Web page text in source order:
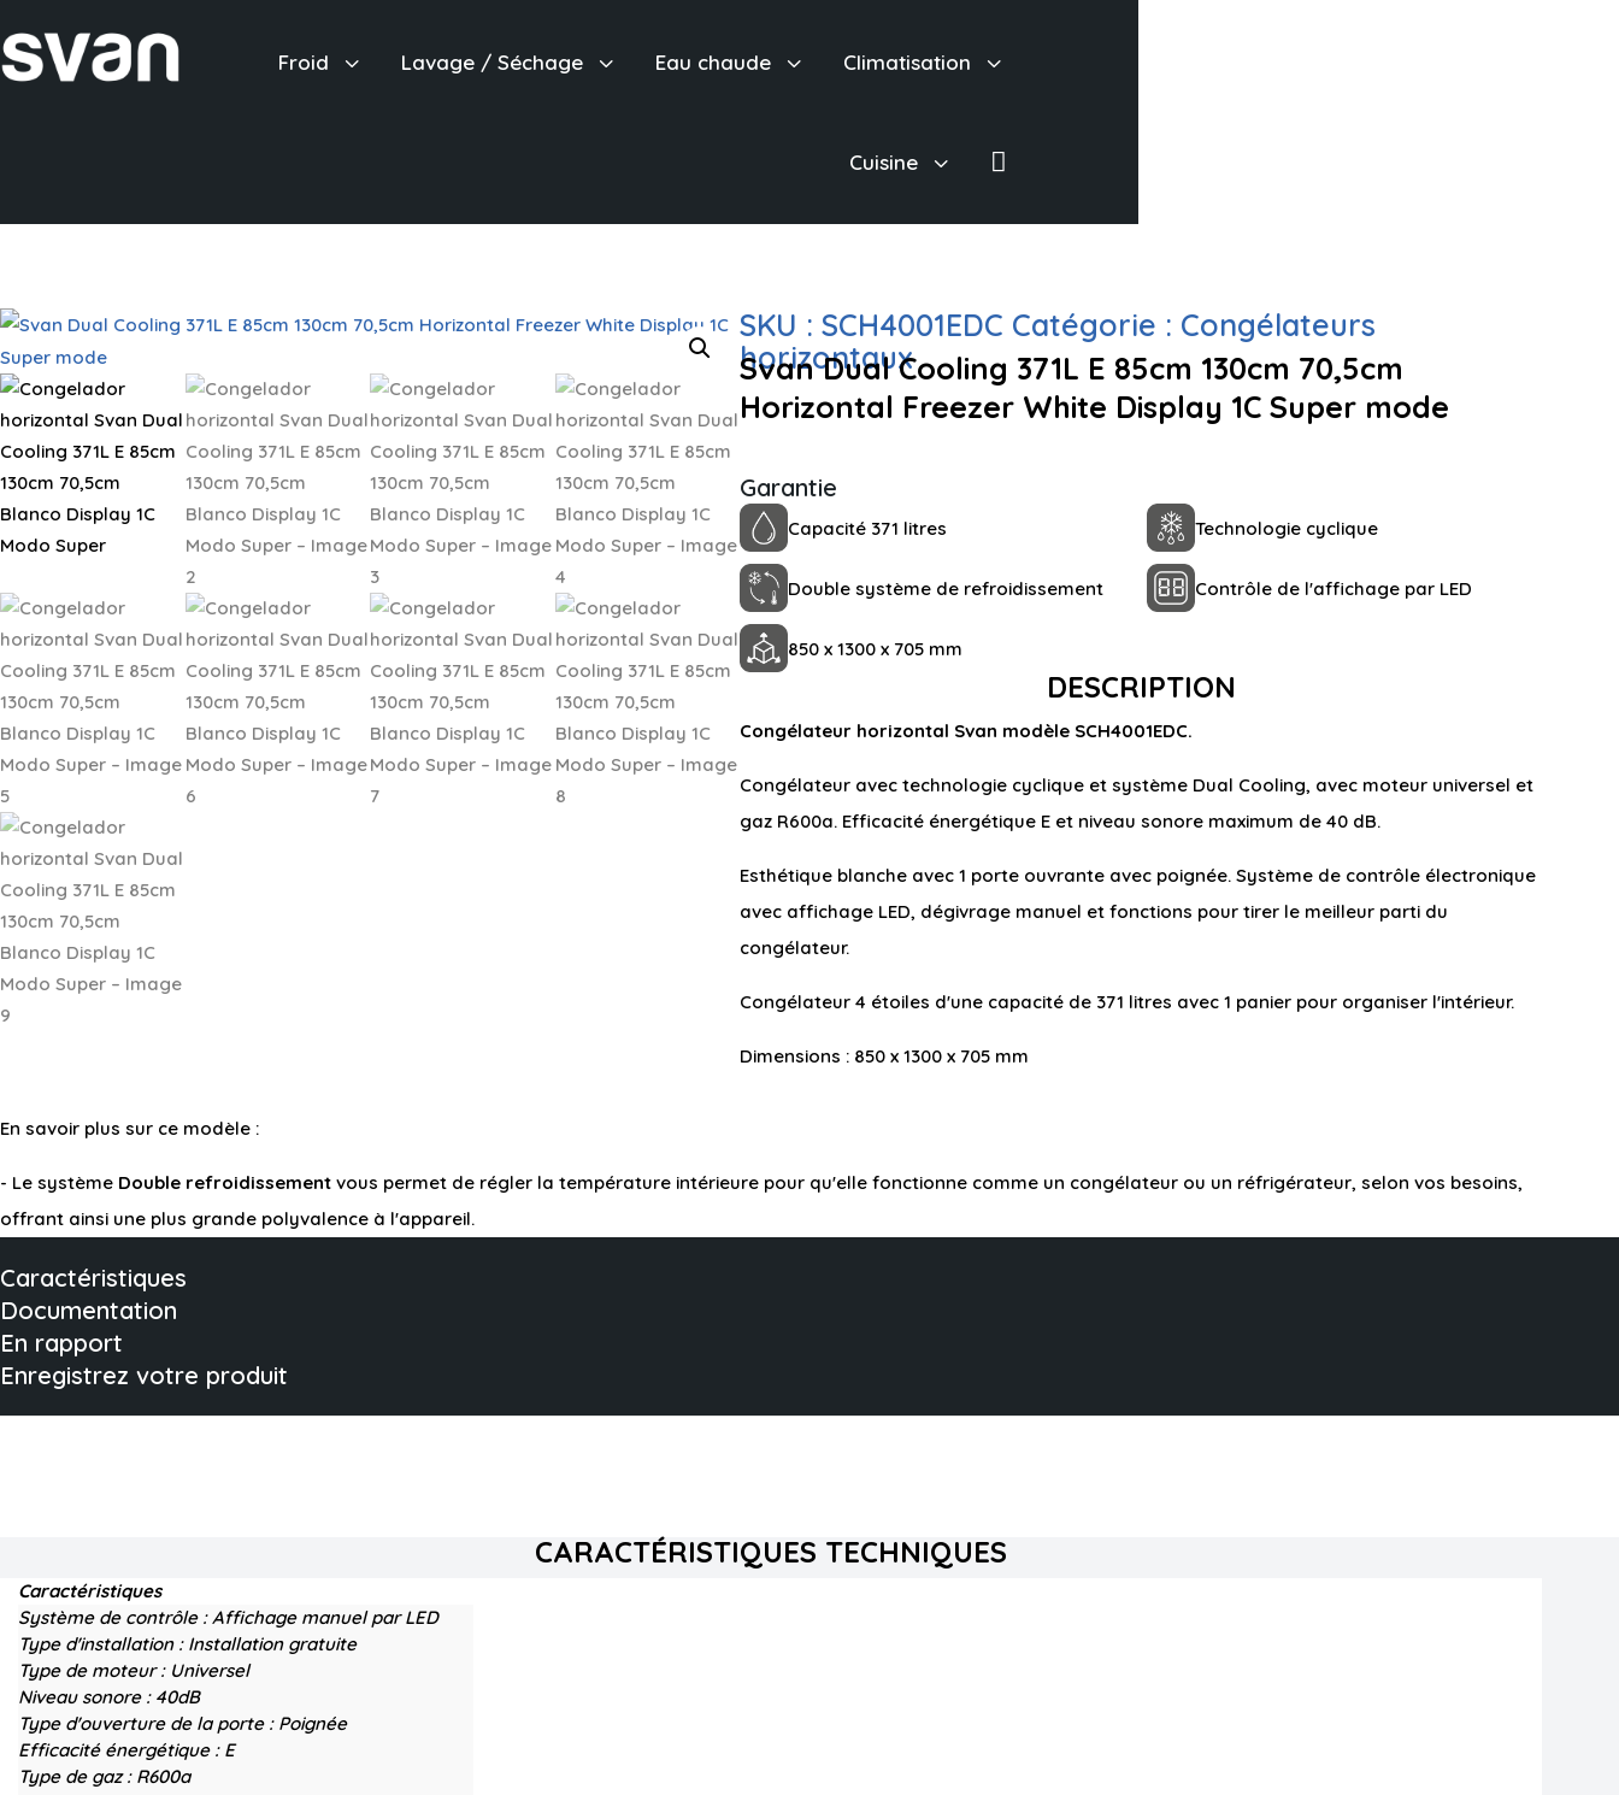
3
Froid 3
Lavage / Séchage 3
Eau chaude 3
Climatisation
3
Cuisine 
SKU :SCH4001EDC Catégorie : Congélateurs
horizontaux
Svan Dual Cooling 371L E 85cm 130cm 70,5cm
Horizontal Freezer White Display 1C Super mode
Garantie
Capacité 371 litres Technologie cyclique
Double système de refroidissement Contrôle de l'affichage par LED
850 x 1300 x 705 mm
DESCRIPTION
Congélateur horizontal Svan modèle SCH4001EDC.
Congélateur avec technologie cyclique et système Dual Cooling, avec moteur universel et
gaz R600a. Efficacité énergétique E et niveau sonore maximum de 40 dB.
Esthétique blanche avec 1 porte ouvrante avec poignée. Système de contrôle électronique
avec affichage LED, dégivrage manuel et fonctions pour tirer le meilleur parti du
congélateur.
Congélateur 4 étoiles d'une capacité de 371 litres avec 1 panier pour organiser l'intérieur.
Dimensions : 850 x 1300 x 705 mm
En savoir plus sur ce modèle :
- Le système Double refroidissement vous permet de régler la température intérieure pour qu'elle fonctionne comme un congélateur ou un réfrigérateur, selon vos besoins,
offrant ainsi une plus grande polyvalence à l'appareil.
Caractéristiques
Documentation
En rapport
Enregistrez votre produit
CARACTÉRISTIQUES TECHNIQUES
Caractéristiques
Système de contrôle :Affichage manuel par LED
Type d'installation : Installation gratuite
Type de moteur : Universel
Niveau sonore : 40dB
Type d'ouverture de la porte : Poignée
Efficacité énergétique : E
Type de gaz : R600a